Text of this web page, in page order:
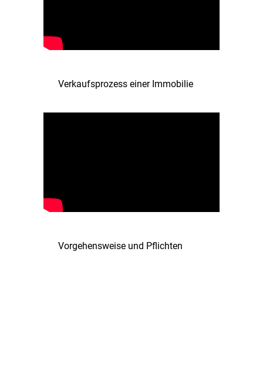
Verkaufsprozess einer Immobilie
Vorgehensweise und Pflichten